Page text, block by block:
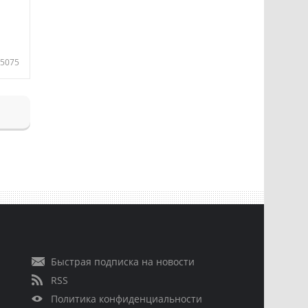
5075
Быстрая подписка на новости
RSS
Политика конфиденциальности